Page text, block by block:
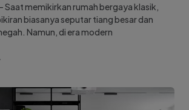
Saat memikirkan rumah bergaya klasik,
biasanya seputar tiang besar dan
Namun, di era modern